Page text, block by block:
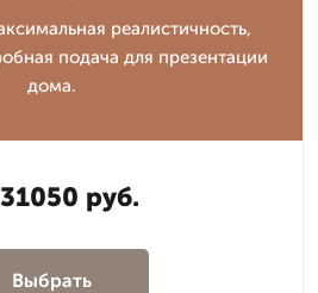
реалистичность,
подача для презентации
дома.
руб.
Выбрать